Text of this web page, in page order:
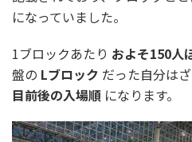
になっていました。
1ブロックあたり およそ150人
盤の Lブロック だった自分は
目前後の入場順 になります。